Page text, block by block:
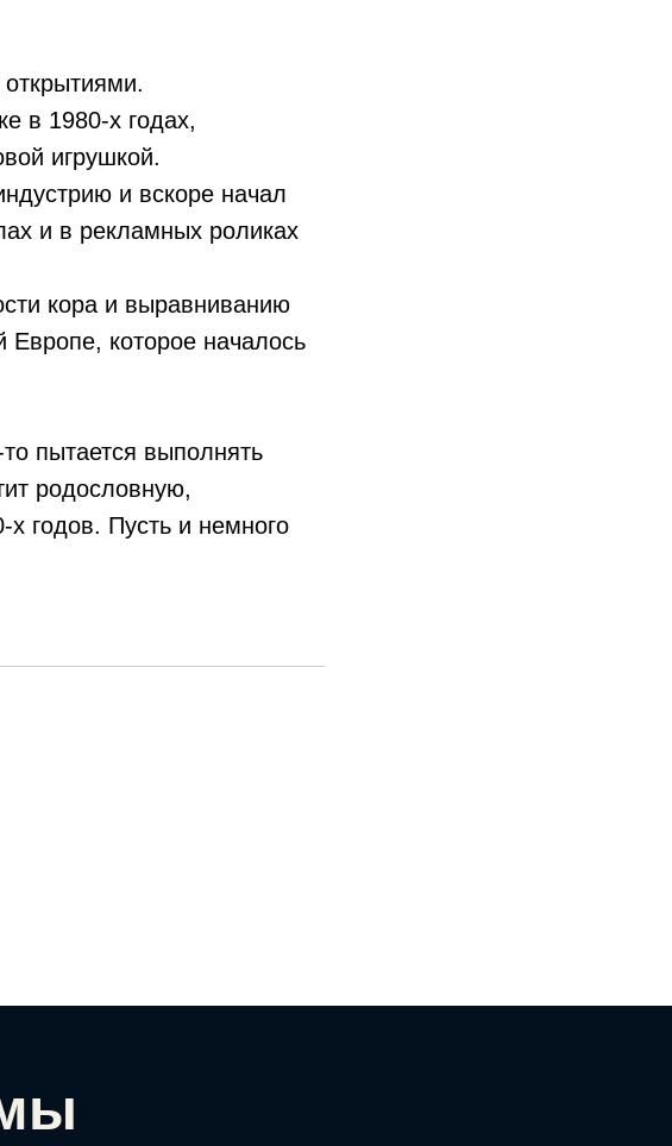
в 1980-х годах,
игрушкой.
и вскоре начал
и в рекламных роликах
кора и выравниванию
которое началось
пытается выполнять
родословную,
годов. Пусть и немного